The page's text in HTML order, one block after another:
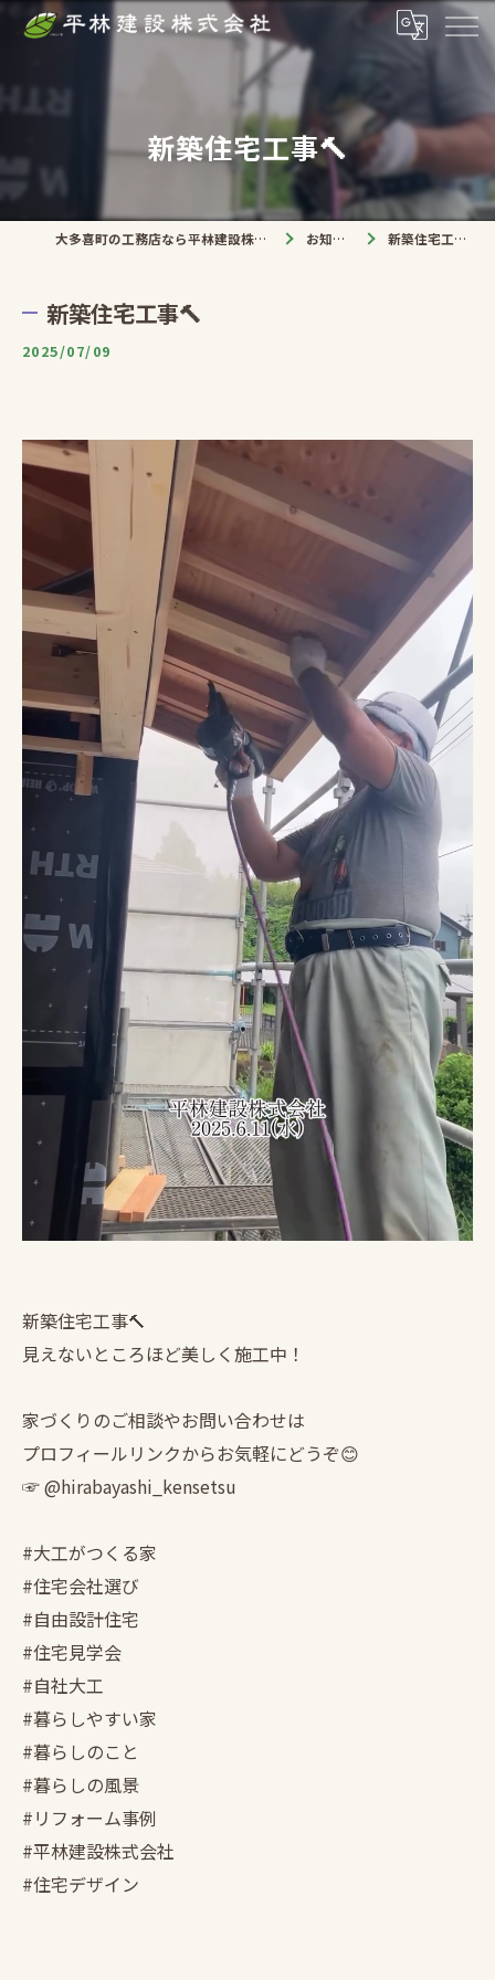
新築住宅工事🔨
大多喜町の工務店なら平林建設株式会社 お知らせ 新築住宅工事🔨
新築住宅工事🔨
2025/07/09
新築住宅工事🔨
見えないところほど美しく施工中！
家づくりのご相談やお問い合わせは
プロフィールリンクからお気軽にどうぞ😊
☞ @hirabayashi_kensetsu
#大工がつくる家
#住宅会社選び
#自由設計住宅
#住宅見学会
#自社大工
#暮らしやすい家
#暮らしのこと
#暮らしの風景
#リフォーム事例
#平林建設株式会社
#住宅デザイン